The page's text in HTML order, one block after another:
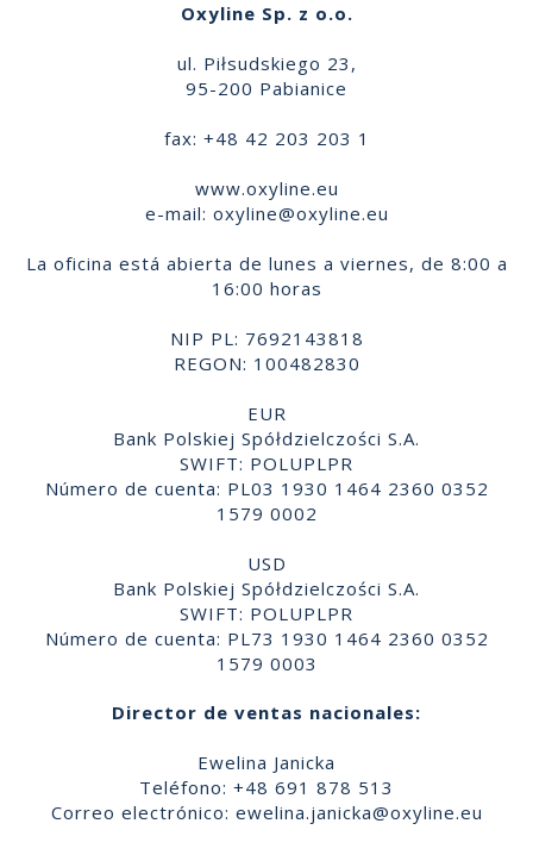
Oxyline Sp. z o.o.
ul. Piłsudskiego 23,
95-200 Pabianice
fax: +48 42 203 203 1
www.oxyline.eu
e-mail: oxyline@oxyline.eu
La oficina está abierta de lunes a viernes, de 8:00 a
16:00 horas
NIP PL: 7692143818
REGON: 100482830
EUR
Bank Polskiej Spółdzielczości S.A.
SWIFT: POLUPLPR
Número de cuenta: PL03 1930 1464 2360 0352
1579 0002
USD
Bank Polskiej Spółdzielczości S.A.
SWIFT: POLUPLPR
Número de cuenta: PL73 1930 1464 2360 0352
1579 0003
Director de ventas nacionales:
Ewelina Janicka
Teléfono: +48 691 878 513
Correo electrónico: ewelina.janicka@oxyline.eu